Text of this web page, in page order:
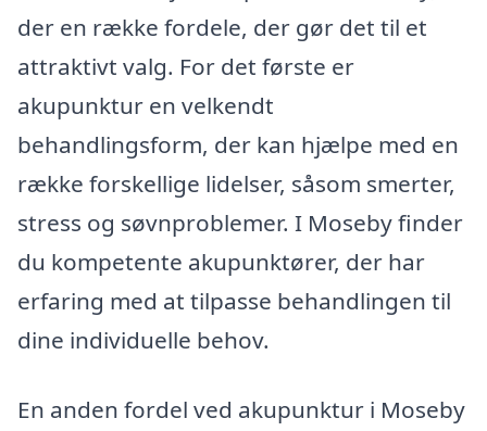
der en række fordele, der gør det til et
attraktivt valg. For det første er
akupunktur en velkendt
behandlingsform, der kan hjælpe med en
række forskellige lidelser, såsom smerter,
stress og søvnproblemer. I Moseby finder
du kompetente akupunktører, der har
erfaring med at tilpasse behandlingen til
dine individuelle behov.
En anden fordel ved akupunktur i Moseby